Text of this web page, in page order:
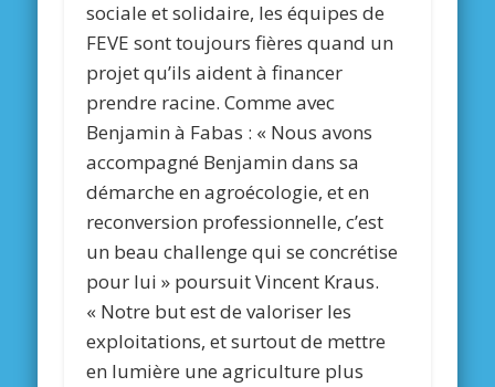
sociale et solidaire, les équipes de
FEVE sont toujours fières quand un
projet qu’ils aident à financer
prendre racine. Comme avec
Benjamin à Fabas : « Nous avons
accompagné Benjamin dans sa
démarche en agroécologie, et en
reconversion professionnelle, c’est
un beau challenge qui se concrétise
pour lui » poursuit Vincent Kraus.
« Notre but est de valoriser les
exploitations, et surtout de mettre
en lumière une agriculture plus